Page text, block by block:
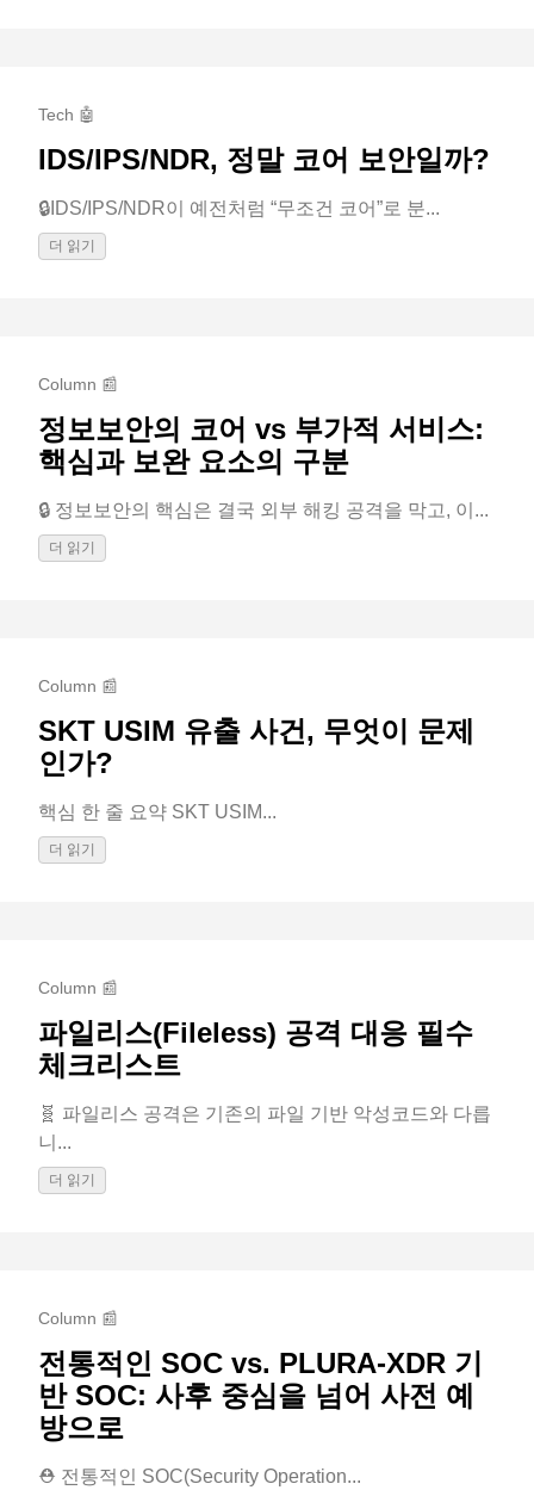
Tech 🤖
IDS/IPS/NDR, 정말 코어 보안일까?
🔒IDS/IPS/NDR이 예전처럼 “무조건 코어”로 분...
더 읽기
Column 📰
정보보안의 코어 vs 부가적 서비스:
핵심과 보완 요소의 구분
🔒 정보보안의 핵심은 결국 외부 해킹 공격을 막고, 이...
더 읽기
Column 📰
SKT USIM 유출 사건, 무엇이 문제
인가?
핵심 한 줄 요약 SKT USIM...
더 읽기
Column 📰
파일리스(Fileless) 공격 대응 필수
체크리스트
🧬 파일리스 공격은 기존의 파일 기반 악성코드와 다릅
니...
더 읽기
Column 📰
전통적인 SOC vs. PLURA-XDR 기
반 SOC: 사후 중심을 넘어 사전 예
방으로
⛑️ 전통적인 SOC(Security Operation...